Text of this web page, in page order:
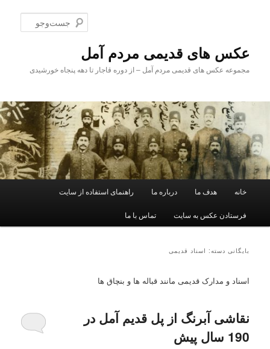
عکس های قدیمی مردم آمل
مجموعه عکس های قدیمی مردم آمل – از دوره قاجار تا دهه پنجاه خورشیدی
خانه هدف ما درباره ما راهنمای استفاده از سایت
فرستادن عکس به سایت تماس با ما
بایگانی دسته: اسناد قدیمی
اسناد و مدارک قدیمی مانند قباله ها و بنچاق ها
نقاشی آبرنگ از پل قدیم آمل در
190 سال پیش